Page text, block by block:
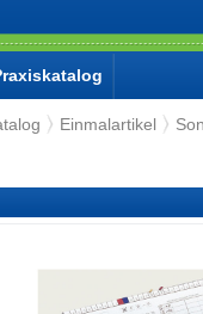
Einmalartikel